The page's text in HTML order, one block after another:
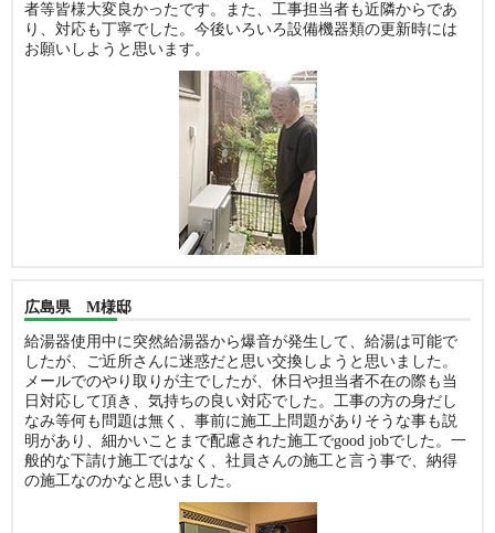
者等皆様大変良かったです。また、工事担当者も近隣からであ
り、対応も丁寧でした。今後いろいろ設備機器類の更新時には
お願いしようと思います。
広島県 M様邸
給湯器使用中に突然給湯器から爆音が発生して、給湯は可能で
したが、ご近所さんに迷惑だと思い交換しようと思いました。
メールでのやり取りが主でしたが、休日や担当者不在の際も当
日対応して頂き、気持ちの良い対応でした。工事の方の身だし
なみ等何も問題は無く、事前に施工上問題がありそうな事も説
明があり、細かいことまで配慮された施工でgood jobでした。一
般的な下請け施工ではなく、社員さんの施工と言う事で、納得
の施工なのかなと思いました。